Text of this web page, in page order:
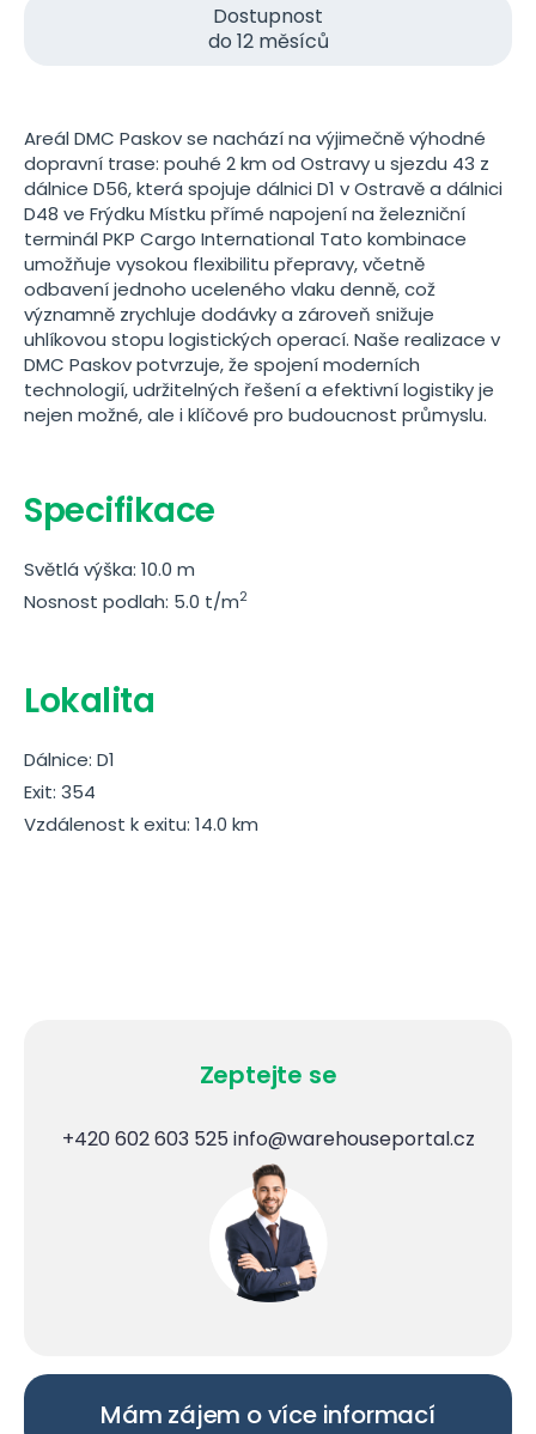
Dostupnost
do 12 měsíců
Areál DMC Paskov se nachází na výjimečně výhodné
dopravní trase: pouhé 2 km od Ostravy u sjezdu 43 z
dálnice D56, která spojuje dálnici D1 v Ostravě a dálnici
D48 ve Frýdku Místku přímé napojení na železniční
terminál PKP Cargo International Tato kombinace
umožňuje vysokou flexibilitu přepravy, včetně
odbavení jednoho uceleného vlaku denně, což
významně zrychluje dodávky a zároveň snižuje
uhlíkovou stopu logistických operací. Naše realizace v
DMC Paskov potvrzuje, že spojení moderních
technologií, udržitelných řešení a efektivní logistiky je
nejen možné, ale i klíčové pro budoucnost průmyslu.
Specifikace
Světlá výška: 10.0 m
Nosnost podlah: 5.0 t/m2
Lokalita
Dálnice: D1
Exit: 354
Vzdálenost k exitu: 14.0 km
Zeptejte se
+420 602 603 525 info@warehouseportal.cz
Mám zájem o více informací